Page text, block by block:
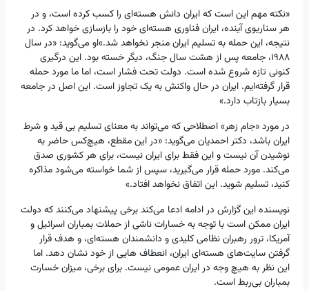
«نکته مهم این است که ایران دانش هسته‌ای را کسب کرده است، و در
هر سناریوی آینده، ایران فناوری هسته‌ای خود را بازسازی خواهد کرد. در
نتیجه، این حمله به تسلیم ایران منجر نخواهد شد.»او می‌گوید: «در سال
۱۹۸۸، جامعه پس از هشت سال جنگ، دیگر خسته بود. این درگیری
کنونی تازه شروع شده است. دولت تحت فشار است، اما ما مورد حمله
قرار گرفته‌ایم. ایران در حال واکنش به یک تجاوز است. این اصل در جامعه
بسیار بازتاب دارد.»
در مورد «جام زهر» اصطلاحی که می‌تواند به معنای تسلیم بی قید و شرط
ایران باشد، دکتر احمدیان می‌گوید: «در این مقطع، هیچ‌کس حاضر به
نوشیدن آن نیست و این فقط برای ایران نیست، برای هر کشوری صدق
می‌کند. مورد حمله قرار می‌گیرید، سپس از شما خواسته می‌شود مذاکره
کنید، تسلیم شوید. این اتفاق نخواهد افتاد.»
نویسنده این گزارش در ادامه ادعا می‌کند برخی پیشنهاد می‌کنند که دولت
ایران ممکن است با توجه به خسارات ناشی از حملات بمباران اسرائیل و
آمریکا، ترور رهبران نظامی کلیدی و دانشمندان هسته‌ای، و هدف قرار
گرفتن سایت‌های هسته‌ای ایران، انعطاف هایی از خود نشان دهد. اما
این نظر به هیچ وجه در ایران عمومی نیست. برای برخی، میزان خسارت
بمباران بی‌ربط است.